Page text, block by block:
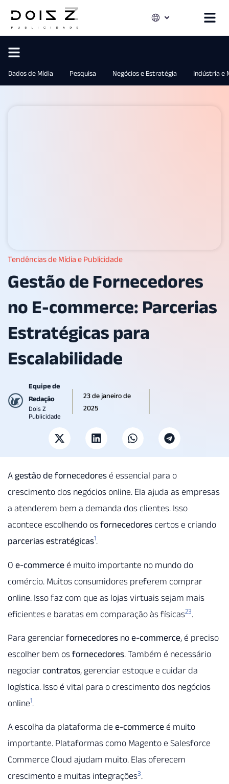
Dados de Mídia Pesquisa Negócios e Estratégia Indústria e
Tendências de Mídia e Publicidade
Gestão de Fornecedores
no E-commerce: Parcerias
Estratégicas para
Escalabilidade
Equipe de
Redação
Dois Z
Publicidade
23 de janeiro de
2025
A gestão de fornecedores é essencial para o
crescimento dos negócios online. Ela ajuda as empresas
a atenderem bem a demanda dos clientes. Isso
acontece escolhendo os fornecedores certos e criando
parcerias estratégicas1.
O e-commerce é muito importante no mundo do
comércio. Muitos consumidores preferem comprar
online. Isso faz com que as lojas virtuais sejam mais
eficientes e baratas em comparação às físicas23.
Para gerenciar fornecedores no e-commerce, é preciso
escolher bem os fornecedores. Também é necessário
negociar contratos, gerenciar estoque e cuidar da
logística. Isso é vital para o crescimento dos negócios
online1.
A escolha da plataforma de e-commerce é muito
importante. Plataformas como Magento e Salesforce
Commerce Cloud ajudam muito. Elas oferecem
crescimento e muitas integrações3.